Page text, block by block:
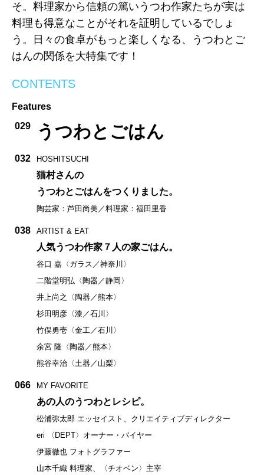
そ。料理家から信頼の篤いうつわ作家たちが実は
料理も得意なことがそれを証明しているでしょ
う。日々の食卓がもっと楽しくなる、うつわとご
はんの関係を大特集です！
CONTENTS
Features
029
うつわとごはん
032 HOSHITSUCHI
猫村さんの
うつわとごはんをつくりました。
陶芸家：芦田尚美／料理家：福田里香
038 ARTIST & EAT
人気うつわ作家７人の家ごはん。
谷口 嘉〈ガラス／神奈川〉
二階堂明弘〈陶器／静岡〉
井上尚之〈陶器／熊本〉
杉田明彦〈漆／石川〉
竹俣勇壱〈金工／石川〉
余宮 隆〈陶器／熊本〉
熊谷幸治〈土器／山梨〉
066 MY FAVORITE
あの人のうつわとレシピ。
松浦弥太郎 エッセイスト、クリエイティブディレクター
eri 〈DEPT〉オーナー・バイヤー
伊藤徹也 フォトグラファー
山本千織 料理家、〈チオベン〉主宰